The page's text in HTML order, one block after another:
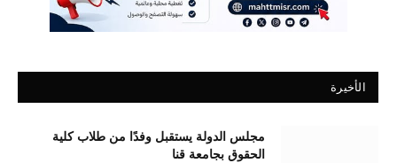
الأخيرة
مجلس الدولة يستقبل وفدًا من طلاب كلية
الحقوق بجامعة قنا